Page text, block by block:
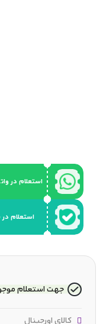
استعلام در
استعلام در
جهت استعلام
کالای اورجینال